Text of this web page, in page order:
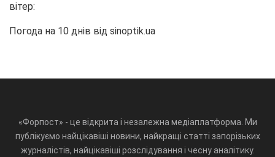
вітер:
Погода на 10 днів від sinoptik.ua
«Форпост» - це відкрита і незалежна медіаплатформа. Ми
публікуємо найцікавіші новини, найкращі статті запорізьких
журналістів, найцікавіші розслідування і чесну аналітику.